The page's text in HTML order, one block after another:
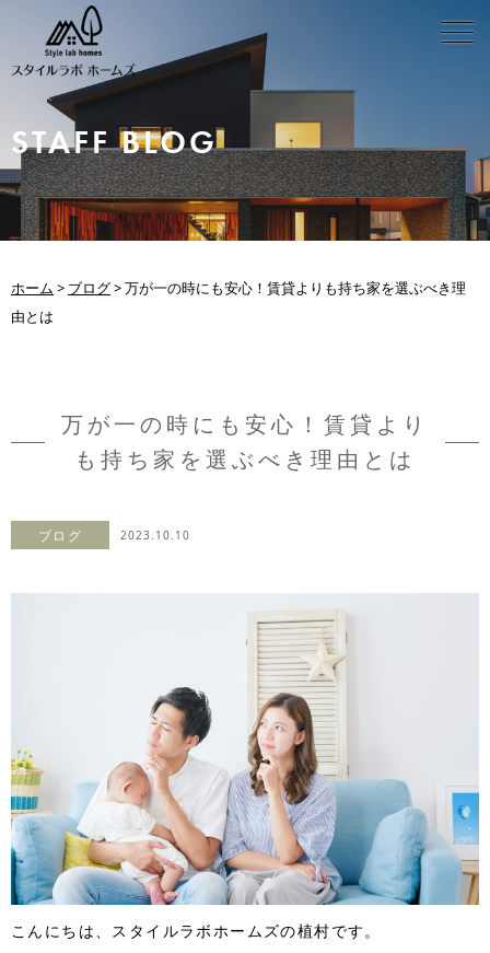
STAFF BLOG
ホーム > ブログ>万が一の時にも安心！賃貸よりも持ち家を選ぶべき理
由とは
万が一の時にも安心！賃貸より
も持ち家を選ぶべき理由とは
ブログ 2023.10.10
こんにちは、スタイルラボホームズの植村です。